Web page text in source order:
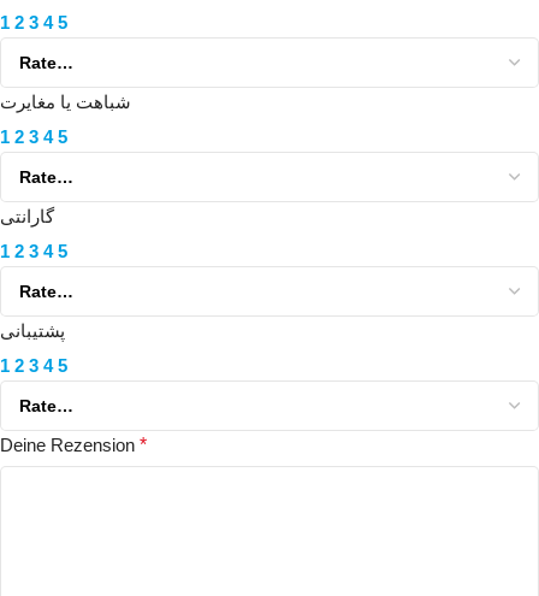
1 2 3 4 5
شباهت یا مغایرت
1 2 3 4 5
گارانتی
1 2 3 4 5
پشتیبانی
1 2 3 4 5
Deine Rezension *